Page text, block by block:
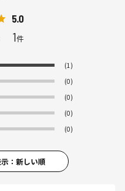
5.0
1件
(1)
(0)
(0)
(0)
(0)
：新しい順